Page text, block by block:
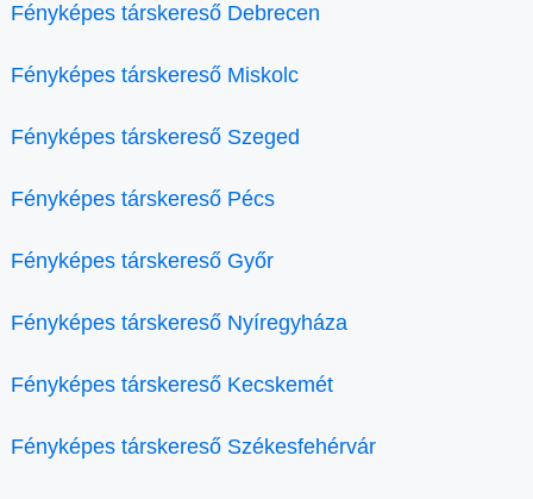
Fényképes társkereső Debrecen
Fényképes társkereső Miskolc
Fényképes társkereső Szeged
Fényképes társkereső Pécs
Fényképes társkereső Győr
Fényképes társkereső Nyíregyháza
Fényképes társkereső Kecskemét
Fényképes társkereső Székesfehérvár